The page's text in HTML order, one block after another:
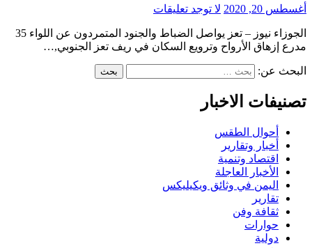
أغسطس 20, 2020 لا توجد تعليقات
مدرع إزهاق الأرواح وترويع السكان في ريف تعز الجنوبي,…
البحث عن:
تصنيفات الاخبار
أحوال الطقس
أخبار وتقارير
اقتصاد وتنمية
الأخبار العاجلة
اليمن في وثائق ويكيليكس
تقارير
ثقافة وفن
حوارات
دولية